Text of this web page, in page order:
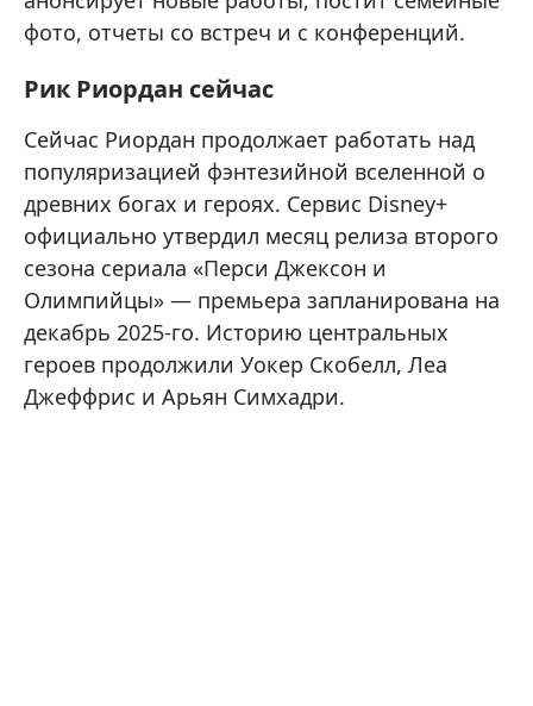
фото, отчеты со встреч и с конференций.
Рик Риордан сейчас
Сейчас Риордан продолжает работать над
популяризацией фэнтезийной вселенной о
древних богах и героях. Сервис Disney+
официально утвердил месяц релиза второго
сезона сериала «Перси Джексон и
Олимпийцы» — премьера запланирована на
декабрь 2025-го. Историю центральных
героев продолжили Уокер Скобелл, Леа
Джеффрис и Арьян Симхадри.